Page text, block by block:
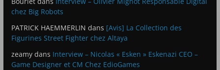
chez Big Robots
PATRICK HAEMMERLIN dans [Avis] La Collection des
Figurines Street Fighter chez Altaya
zeamydans Interview – Nicolas « Esken » Eskenazi CEO –
Game Designer et CM Chez EdioGames